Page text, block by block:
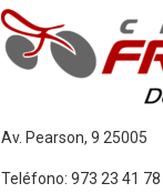
Av. Pearson, 9 25005
Teléfono: 973 23 41 78